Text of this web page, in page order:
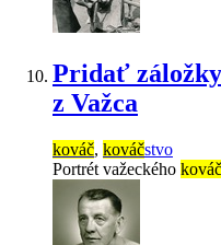
Pridať záložky
z Važca
kováč, kováčstvo
Portrét važeckého kováč